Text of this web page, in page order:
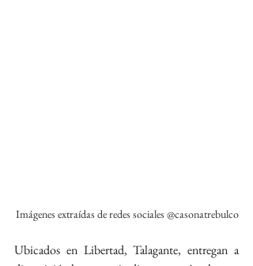
Imágenes extraídas de redes sociales @casonatrebulco
Ubicados en Libertad, Talagante, entregan a